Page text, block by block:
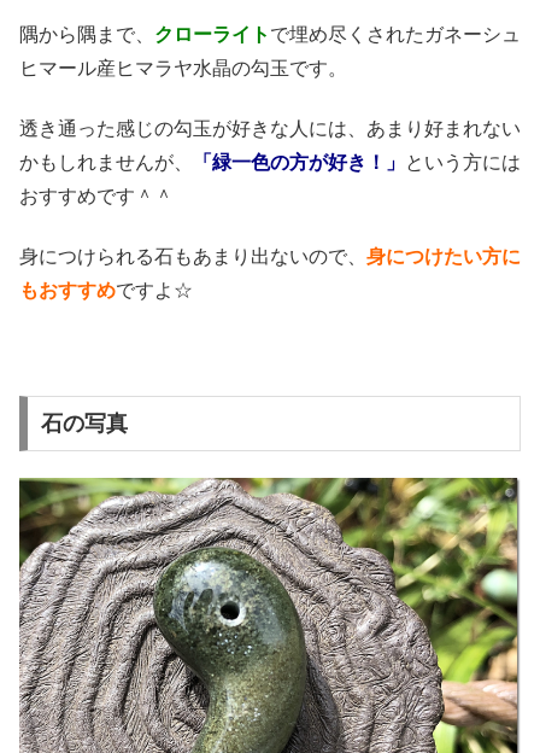
隅から隅まで、 クローライト で埋め尽くされたガネーシュ
ヒマール産ヒマラヤ水晶の勾玉です。
透き通った感じの勾玉が好きな人には、あまり好まれない
かもしれませんが、
「緑一色の方が好き！」 という方には
おすすめです＾＾
身につけられる石もあまり出ないので、 身につけたい方に
もおすすめですよ☆
石の写真